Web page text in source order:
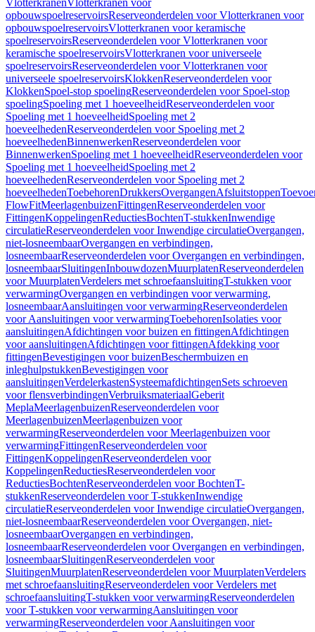
VlotterkranenVlotterkranen voor
opbouwspoelreservoirsReserveonderdelen voor Vlotterkranen voor
opbouwspoelreservoirsVlotterkranen voor keramische
spoelreservoirsReserveonderdelen voor Vlotterkranen voor
keramische spoelreservoirsVlotterkranen voor universeele
spoelreservoirsReserveonderdelen voor Vlotterkranen voor
universeele spoelreservoirsKlokkenReserveonderdelen voor
KlokkenSpoel-stop spoelingReserveonderdelen voor Spoel-stop
spoelingSpoeling met 1 hoeveelheidReserveonderdelen voor
Spoeling met 1 hoeveelheidSpoeling met 2
hoeveelhedenReserveonderdelen voor Spoeling met 2
hoeveelhedenBinnenwerkenReserveonderdelen voor
BinnenwerkenSpoeling met 1 hoeveelheidReserveonderdelen voor
Spoeling met 1 hoeveelheidSpoeling met 2
hoeveelhedenReserveonderdelen voor Spoeling met 2
hoeveelhedenToebehorenDrukkersOvergangenAfsluitstoppen
FlowFitMeerlagenbuizenFittingenReserveonderdelen voor
FittingenKoppelingenReductiesBochtenT-stukkenInwendige
circulatieReserveonderdelen voor Inwendige circulatieOvergangen,
niet-losneembaarOvergangen en verbindingen,
losneembaarReserveonderdelen voor Overgangen en verbindingen,
losneembaarSluitingenInbouwdozenMuurplatenReserveonderdelen
voor MuurplatenVerdelers met schroefaansluitingT-stukken voor
verwarmingOvergangen en verbindingen voor verwarming,
losneembaarAansluitingen voor verwarmingReserveonderdelen
voor Aansluitingen voor verwarmingToebehorenIsolaties voor
aansluitingenAfdichtingen voor buizen en fittingenAfdichtingen
voor aansluitingenAfdichtingen voor fittingenAfdekking voor
fittingenBevestigingen voor buizenBeschermbuizen en
inleghulpstukkenBevestigingen voor
aansluitingenVerdelerkastenSysteemafdichtingenSets schroeven
voor flensverbindingenVerbruiksmateriaalGeberit
MeplaMeerlagenbuizenReserveonderdelen voor
MeerlagenbuizenMeerlagenbuizen voor
verwarmingReserveonderdelen voor Meerlagenbuizen voor
verwarmingFittingenReserveonderdelen voor
FittingenKoppelingenReserveonderdelen voor
KoppelingenReductiesReserveonderdelen voor
ReductiesBochtenReserveonderdelen voor BochtenT-
stukkenReserveonderdelen voor T-stukkenInwendige
circulatieReserveonderdelen voor Inwendige circulatieOvergangen,
niet-losneembaarReserveonderdelen voor Overgangen, niet-
losneembaarOvergangen en verbindingen,
losneembaarReserveonderdelen voor Overgangen en verbindingen,
losneembaarSluitingenReserveonderdelen voor
SluitingenMuurplatenReserveonderdelen voor MuurplatenVerdelers
met schroefaansluitingReserveonderdelen voor Verdelers met
schroefaansluitingT-stukken voor verwarmingReserveonderdelen
voor T-stukken voor verwarmingAansluitingen voor
verwarmingReserveonderdelen voor Aansluitingen voor